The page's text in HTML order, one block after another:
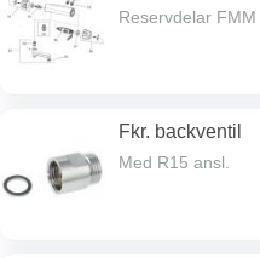
Reservdelar
Fkr. backventil
Med R15 ansl.